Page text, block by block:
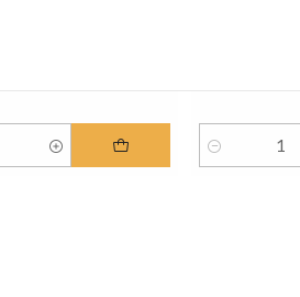
- Patrón de
Quantity